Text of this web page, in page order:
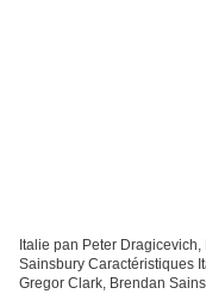
Italie pan Peter
Sainsbury Caractéristiques
Gregor Clark, Brendan